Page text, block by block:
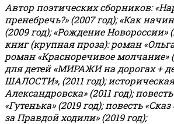
Автор поэтических сборников:
пренебречь?» (2007 год); «Как
(2009 год); «Рождение Новороссии»
книг (крупная проза): роман
роман «Красноречивое молчание»
для детей «МИРАЖИ на дорогах +
ШАЛОСТИ», (2011 год);
Александровска» (2011 год);
«Гутенька» (2019 год); повесть
за Правдой ходили» (2019 год);